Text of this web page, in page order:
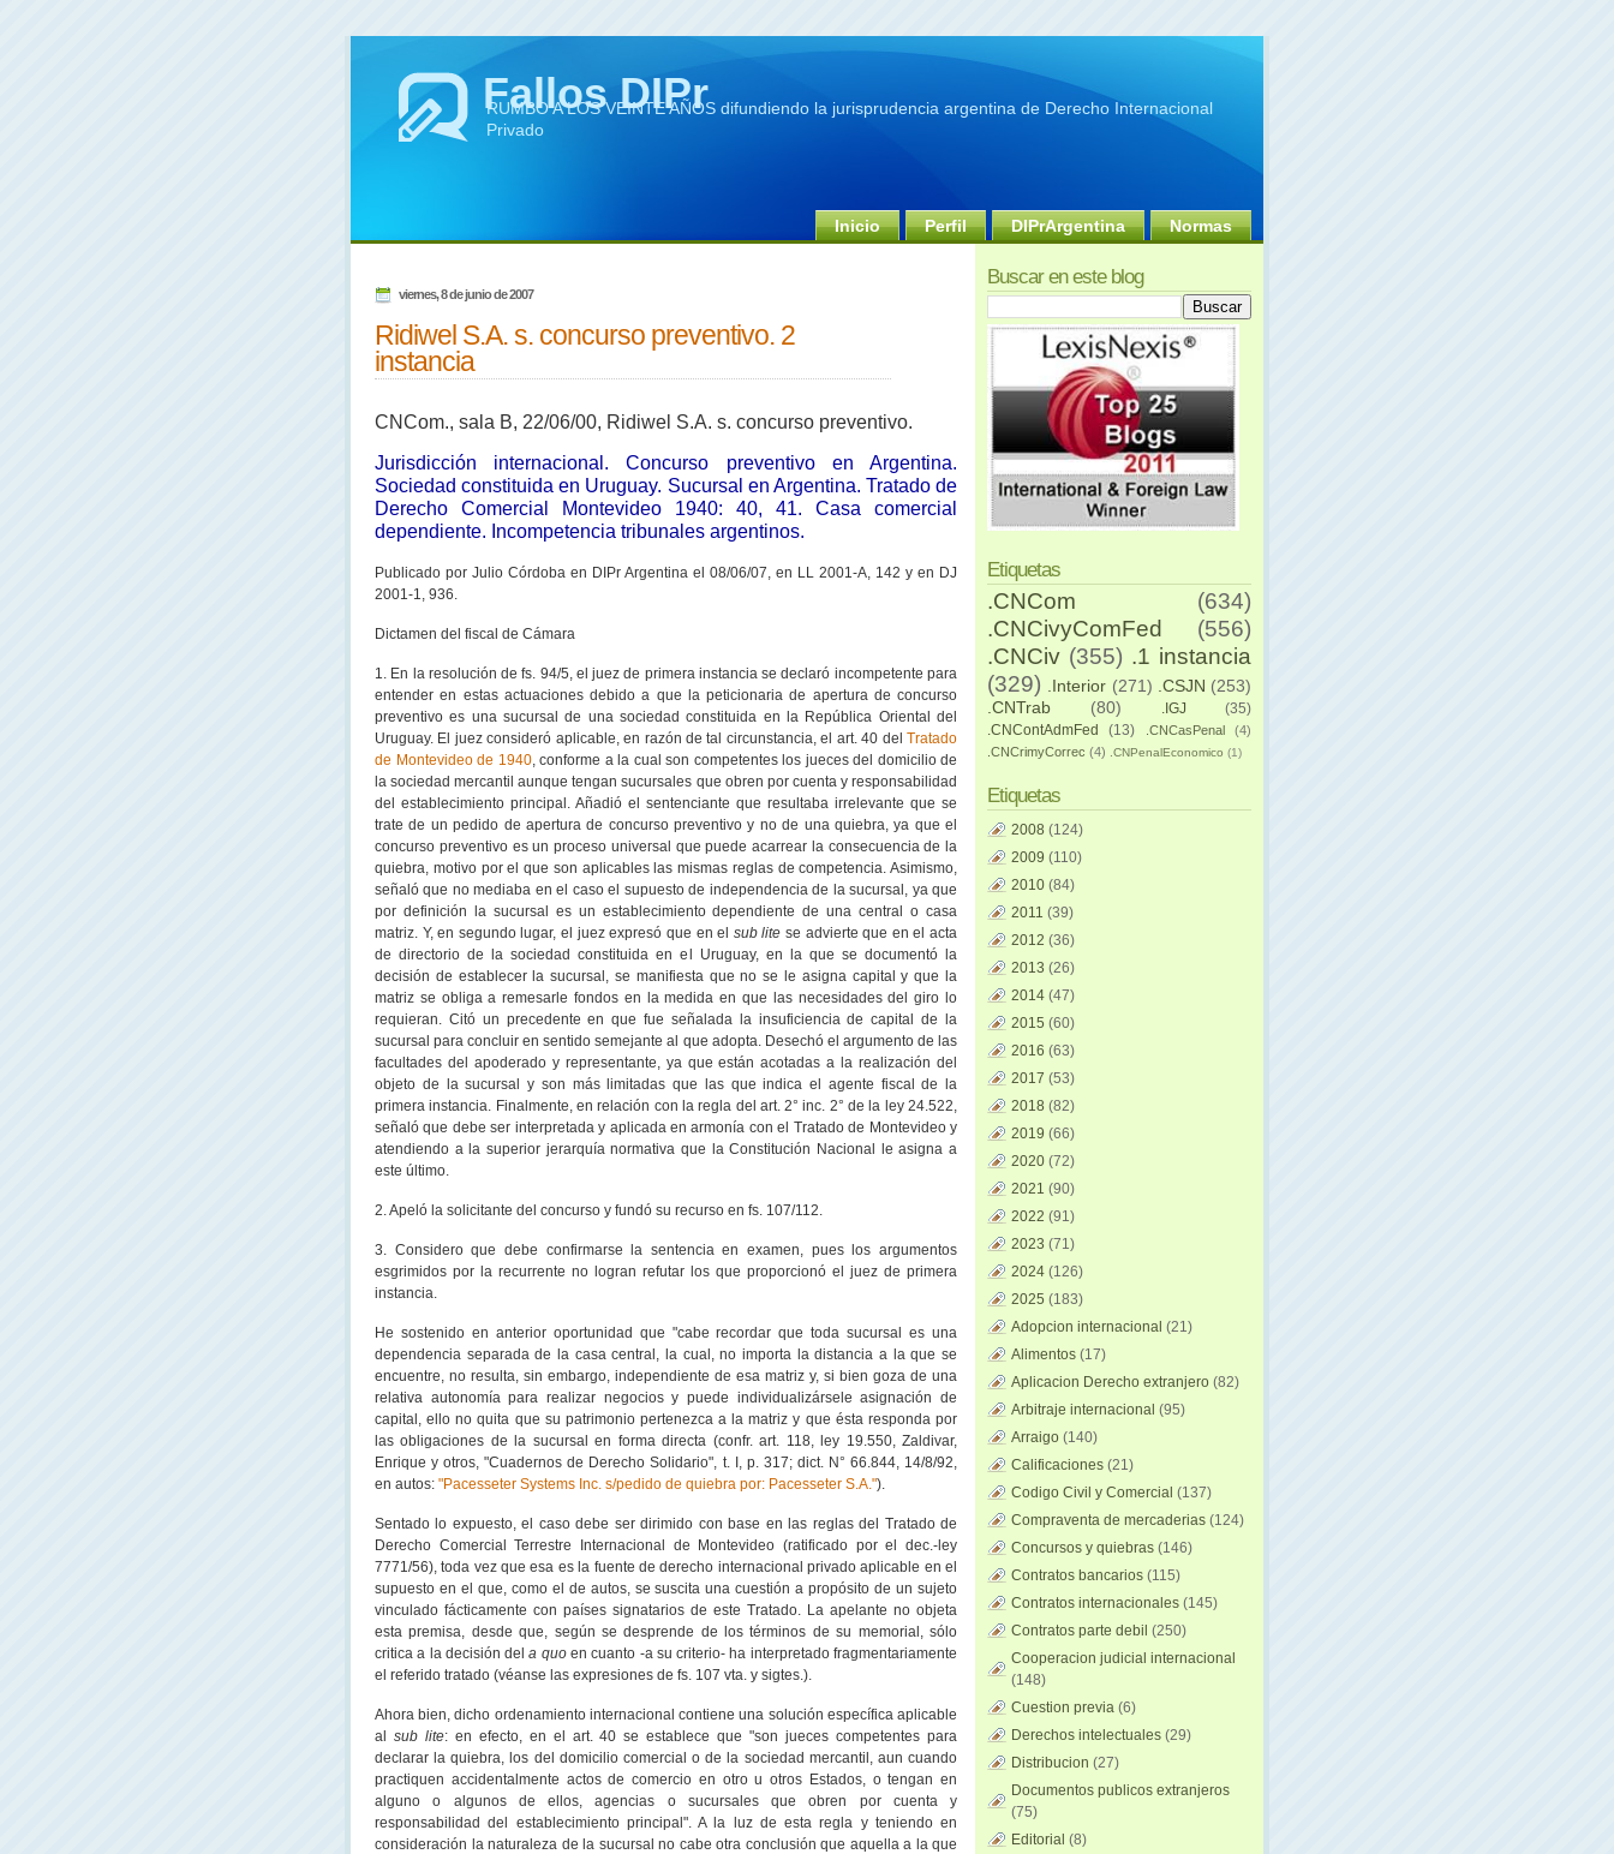
Fallos DIPr
RUMBO A LOS VEINTE AÑOS difundiendo la jurisprudencia argentina de Derecho Internacional
Privado
Inicio Perfil DIPrArgentina Normas
viernes, 8 de junio de 2007
Ridiwel S.A. s. concurso preventivo. 2
instancia
CNCom., sala B, 22/06/00, Ridiwel S.A. s. concurso preventivo.
Jurisdicción internacional. Concurso preventivo en Argentina.
Sociedad constituida en Uruguay. Sucursal en Argentina. Tratado de
Derecho Comercial Montevideo 1940: 40, 41. Casa comercial
dependiente. Incompetencia tribunales argentinos.
Publicado por Julio Córdoba en DIPr Argentina el 08/06/07, en LL 2001-A, 142 y en DJ
2001-1, 936.
Dictamen del fiscal de Cámara
1. En la resolución de fs. 94/5, el juez de primera instancia se declaró incompetente para
entender en estas actuaciones debido a que la peticionaria de apertura de concurso
preventivo es una sucursal de una sociedad constituida en
la República Oriental del
Uruguay. El juez consideró aplicable, en razón de tal circunstancia, el art. 40 del Tratado
de Montevideo de 1940, conforme a la cual son competentes los jueces del domicilio de
la sociedad mercantil aunque tengan sucursales que obren por cuenta y responsabilidad
del establecimiento principal. Añadió el sentenciante que resultaba irrelevante que se
trate de un pedido de apertura de concurso preventivo y no de una quiebra, ya que el
concurso preventivo es un proceso universal que puede acarrear la consecuencia de la
quiebra, motivo por el que son aplicables las mismas reglas de competencia. Asimismo,
señaló que no mediaba en el caso el supuesto de independencia de la sucursal, ya que
por definición la sucursal es un establecimiento dependiente de una central o casa
matriz. Y, en segundo lugar, el juez expresó que en el sub lite se advierte que en el acta
de directorio de la sociedad constituida en el Uruguay, en la que se documentó la
decisión de establecer la sucursal, se manifiesta que no se le asigna capital y que la
matriz se obliga a remesarle fondos en la medida en que las necesidades del giro lo
requieran. Citó un precedente en que fue señalada la insuficiencia de capital de la
sucursal para concluir en sentido semejante al que adopta. Desechó el argumento de las
facultades del apoderado y representante, ya que están acotadas a la realización del
objeto de la sucursal y son más limitadas que las que indica el agente fiscal de la
primera instancia. Finalmente, en relación con la regla del art. 2° inc. 2° de la ley 24.522,
señaló que debe ser interpretada y aplicada en armonía con el Tratado de Montevideo y
atendiendo a la superior jerarquía normativa que
la Constitución Nacional
le asigna a
este último.
2. Apeló la solicitante del concurso y fundó su recurso en fs. 107/112.
3. Considero que debe confirmarse la sentencia en examen, pues los argumentos
esgrimidos por la recurrente no logran refutar los que proporcionó el juez de primera
instancia.
He sostenido en anterior oportunidad que "cabe recordar que toda sucursal es una
dependencia separada de la casa central, la cual, no importa la distancia a la que se
encuentre, no resulta, sin embargo, independiente de esa matriz y, si bien goza de una
relativa autonomía para realizar negocios y puede individualizársele asignación de
capital, ello no quita que su patrimonio pertenezca a la matriz y que ésta responda por
las obligaciones de la sucursal en forma directa (confr. art. 118, ley 19.550, Zaldivar,
Enrique y otros, "Cuadernos de Derecho Solidario", t. I, p. 317; dict. N° 66.844, 14/8/92,
en autos: "Pacesseter Systems Inc. s/pedido de quiebra por: Pacesseter S.A.").
Sentado lo expuesto, el caso debe ser dirimido con base en las reglas del Tratado de
Derecho Comercial Terrestre Internacional de Montevideo (ratificado por el dec.-ley
7771/56), toda vez que esa es la fuente de derecho internacional privado aplicable en el
supuesto en el que, como el de autos, se suscita una cuestión a propósito de un sujeto
vinculado fácticamente con países signatarios de este Tratado. La apelante no objeta
esta premisa, desde que, según se desprende de los términos de su memorial, sólo
critica a la decisión dela quoen cuanto -a su criterio- ha interpretado fragmentariamente
el referido tratado (véanse las expresiones de fs. 107 vta. y sigtes.).
Ahora bien, dicho ordenamiento internacional contiene una solución específica aplicable
al sub lite: en efecto, en el art. 40 se establece que "son jueces competentes para
declarar la quiebra, los del domicilio comercial o de la sociedad mercantil, aun cuando
practiquen accidentalmente actos de comercio en otro u otros Estados, o tengan en
alguno o algunos de ellos, agencias o sucursales que obren por cuenta y
responsabilidad del establecimiento principal". A la luz de esta regla y teniendo en
consideración la naturaleza de la sucursal no cabe otra conclusión que aquella a la que
Buscar en este blog
Etiquetas
.CNCom
(634)
.CNCivyComFed
(556)
.CNCiv (355) .1 instancia
(329)
.Interior (271) .CSJN (253)
.CNTrab
(80) .IGJ
(35)
.CNContAdmFed
(13) .CNCasPenal
(4)
.CNCrimyCorrec (4) .CNPenalEconomico (1)
Etiquetas
2008 (124)
2009 (110)
2010 (84)
2011 (39)
2012 (36)
2013 (26)
2014 (47)
2015 (60)
2016 (63)
2017 (53)
2018 (82)
2019 (66)
2020 (72)
2021 (90)
2022 (91)
2023 (71)
2024 (126)
2025 (183)
Adopcion internacional (21)
Alimentos (17)
Aplicacion Derecho extranjero (82)
Arbitraje internacional (95)
Arraigo (140)
Calificaciones (21)
Codigo Civil y Comercial (137)
Compraventa de mercaderias (124)
Concursos y quiebras (146)
Contratos bancarios (115)
Contratos internacionales (145)
Contratos parte debil (250)
Cooperacion judicial internacional
(148)
Cuestion previa (6)
Derechos intelectuales (29)
Distribucion (27)
Documentos publicos extranjeros
(75)
Editorial (8)